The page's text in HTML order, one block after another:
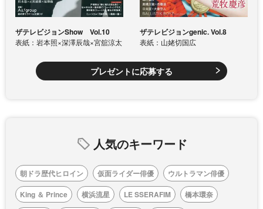
ザテレビジョンShow Vol.10
表紙：岩本照×深澤辰哉×宮舘涼太
ザテレビジョンgenic. Vol.8
表紙：山姥切国広
プレゼントに応募する
人気のキーワード
朝ドラ歴代ヒロイン 仮面ライダー俳優
ウルトラマン俳優
King ＆ Prince
横浜流星 LE SSERAFIM
橋本環奈